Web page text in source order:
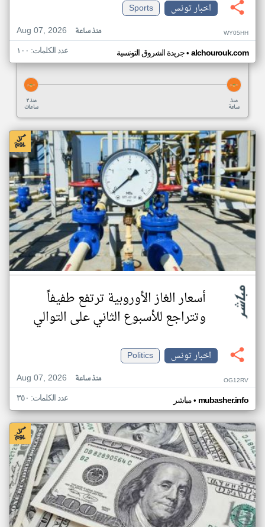
اخبار تونس
Sports
Aug 07, 2026
منذ ساعة WY05HH
جريدة الشروق التونسية• alchourouk.com عدد الكلمات: ١٠٠
منذ ٣
ساعات
منذ
ساعة
أسعار الغاز الأوروبية ترتفع طفيفاً
وتتراجع للأسبوع الثاني على التوالي
اخبار تونس
Politics
Aug 07, 2026
منذ ساعة OG12RV
مباشر• mubasher.info عدد الكلمات: ٣٥٠